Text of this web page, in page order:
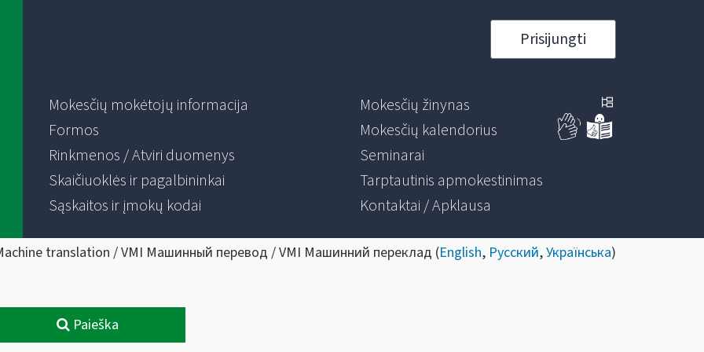
Prisijungti
Mokesčių mokėtojų informacija
Formos
Rinkmenos / Atviri duomenys
Skaičiuoklės ir pagalbininkai
Sąskaitos ir įmokų kodai
Mokesčių žinynas
Mokesčių kalendorius
Seminarai
Tarptautinis apmokestinimas
Kontaktai / Apklausa
translation / VMI Машинный перевод / VMI Машинний переклад (English, Русский,Українська)
Paieška